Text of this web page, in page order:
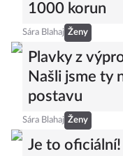
1000 korun
Sára Blahaj Ženy
Plavky z
Našli jsme ty
postavu
Sára Blahaj Ženy
Je to